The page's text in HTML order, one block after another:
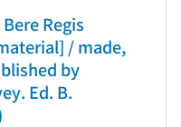
Regis
/ made,
by
Ed. B.